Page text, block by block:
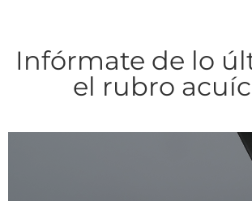
Infórmate de lo
el rubro